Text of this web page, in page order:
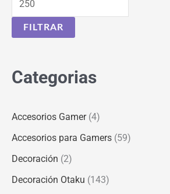
FILTRAR
Categorias
Accesorios Gamer (4)
Accesorios para Gamers (59)
Decoración (2)
Decoración Otaku (143)